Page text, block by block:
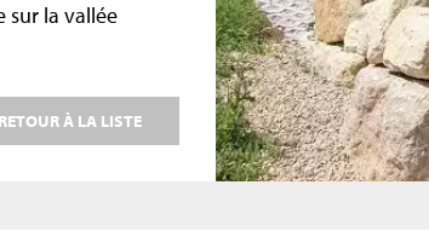
sur la vallée
RETOUR À LA LISTE